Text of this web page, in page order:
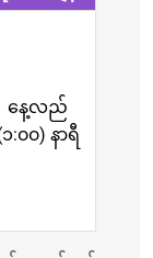
နေ့လည်
၁:၀၀) နာရီ